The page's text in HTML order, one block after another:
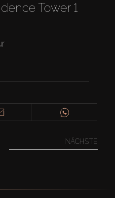
Tower 1
NÄCHSTE